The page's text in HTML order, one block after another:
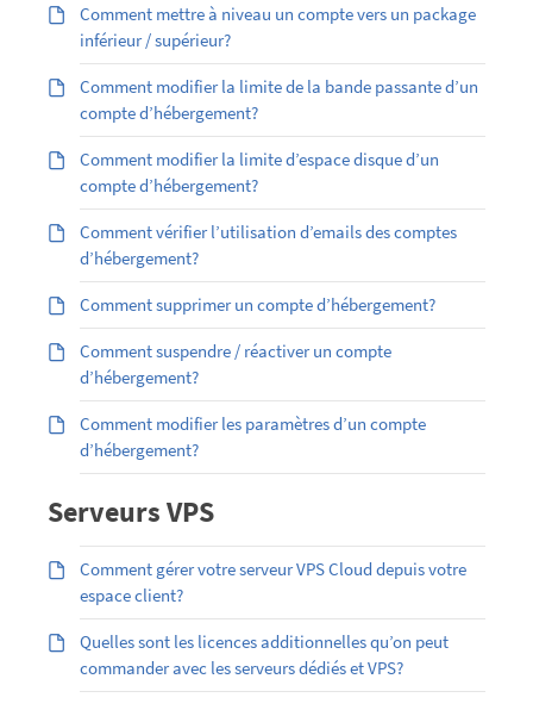
Comment mettre à niveau un compte vers un package
inférieur / supérieur?
Comment modifier la limite de la bande passante d’un
compte d’hébergement?
Comment modifier la limite d’espace disque d’un
compte d’hébergement?
Comment vérifier l’utilisation d’emails des comptes
d’hébergement?
Comment supprimer un compte d’hébergement?
Comment suspendre / réactiver un compte
d’hébergement?
Comment modifier les paramètres d’un compte
d’hébergement?
Serveurs VPS
Comment gérer votre serveur VPS Cloud depuis votre
espace client?
Quelles sont les licences additionnelles qu’on peut
commander avec les serveurs dédiés et VPS?